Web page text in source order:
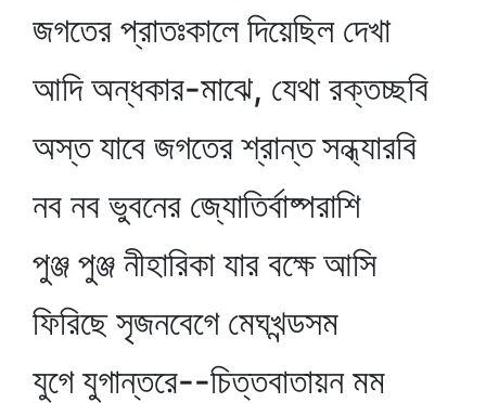
জগতের প্রাতঃকালে দিয়েছিল দেখা
আদি অন্ধকার-মাঝে, যেথা রক্তচ্ছবি
অস্ত যাবে জগতের শ্রান্ত সন্ধ্যারবি
নব নব ভুবনের জ্যোতির্বাষ্পরাশি
পুঞ্জ পুঞ্জ নীহারিকা যার বক্ষে আসি
ফিরিছে সৃজনবেগে মেঘখন্ডসম
যুগে যুগান্তরে--চিত্তবাতায়ন মম